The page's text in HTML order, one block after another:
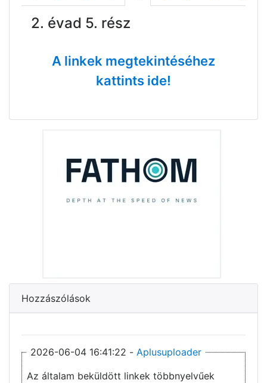
2. évad 5. rész
A linkek megtekintéséhez
kattints ide!
Hozzászólások
2026-06-04 16:41:22 - Aplusuploader
Az általam beküldött linkek többnyelvűek